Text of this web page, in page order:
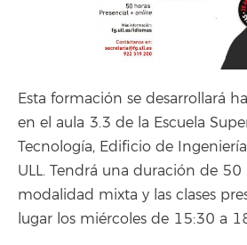
Esta formación se desarrollará
en el aula 3.3 de la Escuela
Tecnología, Edificio de
ULL. Tendrá una duración de 50
modalidad mixta y las clases
lugar los miércoles de 15:30 a